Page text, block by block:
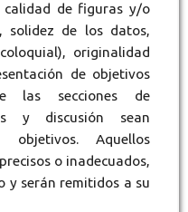
de figuras y/o
solidez de los datos,
originalidad
de objetivos
las secciones de
y discusión sean
objetivos. Aquellos
o inadecuados,
y serán remitidos a su